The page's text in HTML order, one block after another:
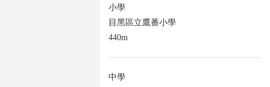
小學
目黑區立鷹番小學
440m
中學